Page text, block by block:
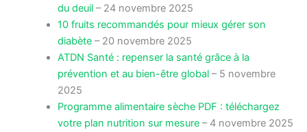
du deuil– 24 novembre 2025
10 fruits recommandés pour mieux gérer son
diabète– 20 novembre 2025
ATDN Santé : repenser la santé grâce à la
prévention et au bien-être global– 5 novembre
2025
Programme alimentaire sèche PDF : téléchargez
votre plan nutrition sur mesure– 4 novembre 2025